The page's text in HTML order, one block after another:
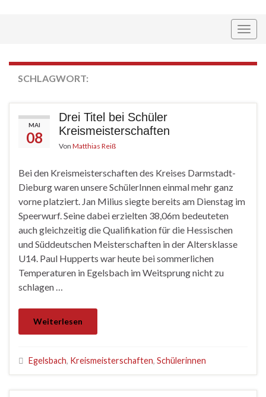
SCHLAGWORT:
MAI
08
Drei Titel bei Schüler
Kreismeisterschaften
Von Matthias Reiß
Bei den Kreismeisterschaften des Kreises Darmstadt-
Dieburg waren unsere SchülerInnen einmal mehr ganz
vorne platziert. Jan Milius siegte bereits am Dienstag im
Speerwurf. Seine dabei erzielten 38,06m bedeuteten
auch gleichzeitig die Qualifikation für die Hessischen
und Süddeutschen Meisterschaften in der Altersklasse
U14. Paul Hupperts war heute bei sommerlichen
Temperaturen in Egelsbach im Weitsprung nicht zu
schlagen …
Weiterlesen
Egelsbach, Kreismeisterschaften, Schülerinnen